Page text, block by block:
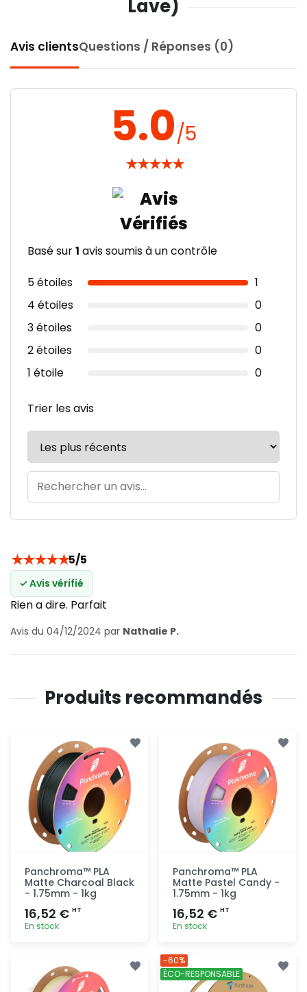
Lave)
Avis clientsQuestions / Réponses (0)
5.0/5
★★★★★
Basé sur1 avis soumis à un contrôle
5 étoiles
1
4 étoiles
0
3 étoiles
0
2 étoiles
0
1 étoile
0
Trier les avis
★★★★★5/5
✓ Avis vérifié
Rien a dire. Parfait
Avis du 04/12/2024 par Nathalie P.
Produits recommandés
Panchroma™ PLA
Matte Charcoal Black
- 1.75mm - 1kg
16,52 € HT
En stock
rapide
Panchroma™ PLA
Matte Pastel Candy -
1.75mm - 1kg
16,52 € HT
En stock
rapide
-60%
ÉCO-RESPONSABLE